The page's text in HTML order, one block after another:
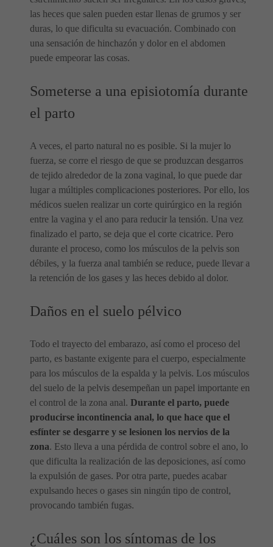
las heces que salen pueden estar llenas de grumos y ser
duras, lo que dificulta su evacuación. Combinado con
una sensación de hinchazón y dolor en el abdomen
puede empeorar las cosas.
Someterse a una episiotomía durante
el parto
A veces, el parto natural no es posible. Si la mujer lo
fuerza, se corre el riesgo de que se produzcan desgarros
de tejido alrededor de la zona vaginal, lo que puede dar
lugar a múltiples complicaciones posteriores. Por ello, los
médicos suelen realizar un corte quirúrgico en la región
entre la vagina y el ano para reducir la tensión. Una vez
finalizado el parto, se deja que el corte cicatrice. Pero
durante el proceso, como los músculos de la pelvis son
débiles, y la fuerza anal también se reduce, puede llevar a
la retención de los gases y las heces debido al dolor.
Daños en el suelo pélvico
Todo el trayecto del embarazo, así como el proceso del
parto, es bastante exigente para el cuerpo, especialmente
para los músculos de la espalda y la pelvis. Los músculos
del suelo de la pelvis desempeñan un papel importante en
el control de la zona anal. Durante el parto, puede
producirse incontinencia anal, lo que hace que el
esfínter se desgarre y se lesionen los nervios de la
zona. Esto lleva a una pérdida de control sobre el ano, lo
que dificulta la realización de las deposiciones, así como
la expulsión de gases. Por otra parte, puedes acabar
expulsando heces o gases sin ningún tipo de control,
provocando también fugas.
¿Cuáles son los síntomas de los